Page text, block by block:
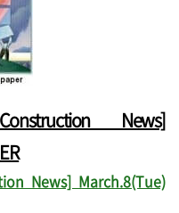
News]
News] March.8(Tue)